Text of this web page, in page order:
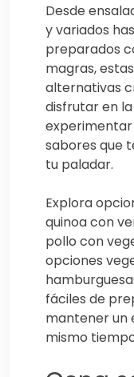
Desde
y variados
preparados
magras,
alternativas
disfrutar en
sabores que
tu paladar.
Explora
quinoa con
pollo con
opciones
fáciles de
mantener un
mismo